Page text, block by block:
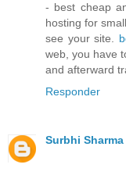
- best cheap
hosting for
see your site.
web, you have
and afterward
Responder
Surbhi Sharma